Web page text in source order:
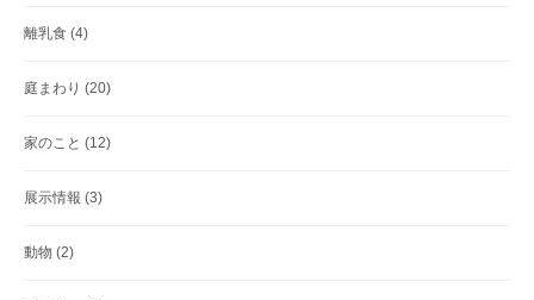
離乳食 (4)
庭まわり (20)
家のこと (12)
展示情報 (3)
動物 (2)